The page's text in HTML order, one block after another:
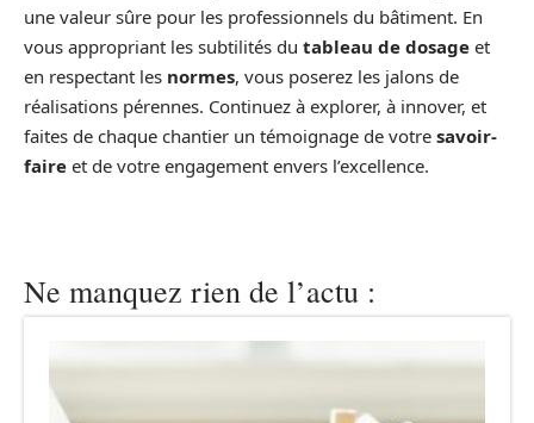
une valeur sûre pour les professionnels du bâtiment. En
vous appropriant les subtilités du tableau de dosage et
en respectant les normes, vous poserez les jalons de
réalisations pérennes. Continuez à explorer, à innover, et
faites de chaque chantier un témoignage de votre savoir-
faire et de votre engagement envers l’excellence.
Ne manquez rien de l’actu :